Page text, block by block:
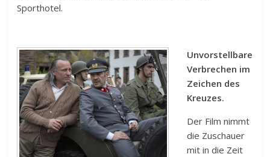
Sporthotel.
Unvorstellbare
Verbrechen im
Zeichen des
Kreuzes.
Der Film nimmt
die Zuschauer
mit in die Zeit